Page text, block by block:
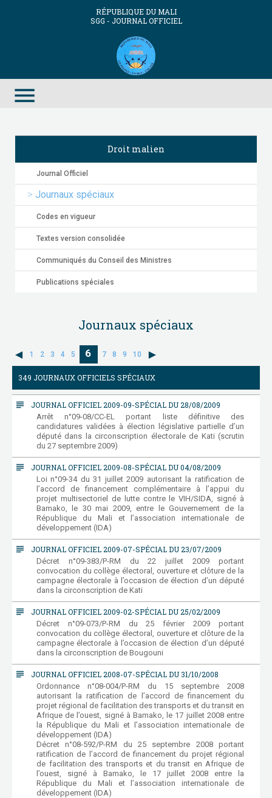
RÉPUBLIQUE DU MALI
SGG - JOURNAL OFFICIEL
menu
Droit malien
Journal Officiel
Journaux spéciaux
Codes en vigueur
Textes version consolidée
Communiqués du Conseil des Ministres
Publications spéciales
Journaux spéciaux
1 2 3 4 5 6 7 8 9 10
349 JOURNAUX OFFICIELS SPÉCIAUX
subject JOURNAL OFFICIEL 2009-09-SPÉCIAL DU 28/08/2009
Arrêt n°09-08/CC-EL portant liste définitive des
candidatures validées à élection législative partielle d’un
député dans la circonscription électorale de Kati (scrutin
du 27 septembre 2009)
subject JOURNAL OFFICIEL 2009-08-SPÉCIAL DU 04/08/2009
Loi n°09-34 du 31 juillet 2009 autorisant la ratification de
l’accord de financement complémentaire à l’appui du
projet multisectoriel de lutte contre le VIH/SIDA, signé à
Bamako, le 30 mai 2009, entre le Gouvernement de la
République du Mali et l’association internationale de
développement (IDA)
subject JOURNAL OFFICIEL 2009-07-SPÉCIAL DU 23/07/2009
Décret n°09-383/P-RM du 22 juillet 2009 portant
convocation du collège électoral, ouverture et clôture de la
campagne électorale à l’occasion de élection d’un député
dans la circonscription de Kati
subject JOURNAL OFFICIEL 2009-02-SPÉCIAL DU 25/02/2009
Décret n°09-073/P-RM du 25 février 2009 portant
convocation du collège électoral, ouverture et clôture de la
campagne électorale à l’occasion de élection d’un député
dans la circonscription de Bougouni
subject JOURNAL OFFICIEL 2008-07-SPÉCIAL DU 31/10/2008
Ordonnance n°08-004/P-RM du 15 septembre 2008
autorisant la ratification de l’accord de financement du
projet régional de facilitation des transports et du transit en
Afrique de l’ouest, signé à Bamako, le 17 juillet 2008 entre
la République du Mali et l’association internationale de
développement (IDA)
Décret n°08-592/P-RM du 25 septembre 2008 portant
ratification de l’accord de financement du projet régional
de facilitation des transports et du transit en Afrique de
l’ouest, signé à Bamako, le 17 juillet 2008 entre la
République du Mali et l’association internationale de
développement (IDA)